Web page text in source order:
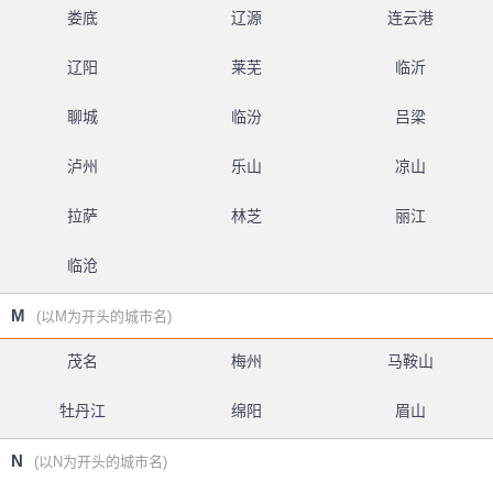
娄底 辽源 连云港
辽阳 莱芜 临沂
聊城 临汾 吕梁
泸州 乐山 凉山
拉萨 林芝 丽江
临沧
M (以M为开头的城市名)
茂名 梅州 马鞍山
牡丹江 绵阳 眉山
N (以N为开头的城市名)